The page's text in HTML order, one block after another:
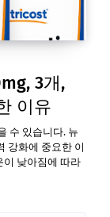
3개,
이유
수 있습니다. 뉴
강화에 중요한 이
이 낮아짐에 따라